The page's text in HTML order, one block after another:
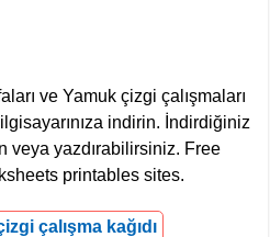
ve Yamuk çizgi çalışmaları
indirin. İndirdiğiniz
veya yazdırabilirsiniz. Free
printables sites.
çalışma kağıdı